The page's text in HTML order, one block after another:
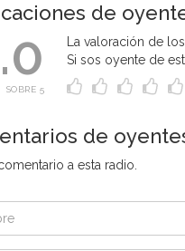
de
SOBRE 5
La valoración de
Si sos oyente de
de
a esta radio.